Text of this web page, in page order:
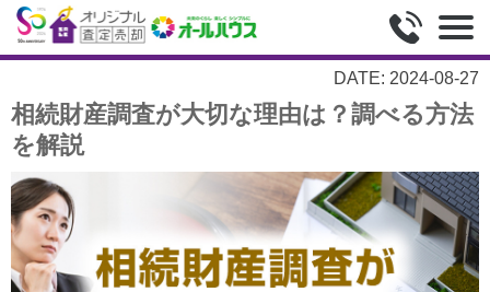
DATE: 2024-08-27
相続財産調査が大切な理由は？調べる方法
を解説